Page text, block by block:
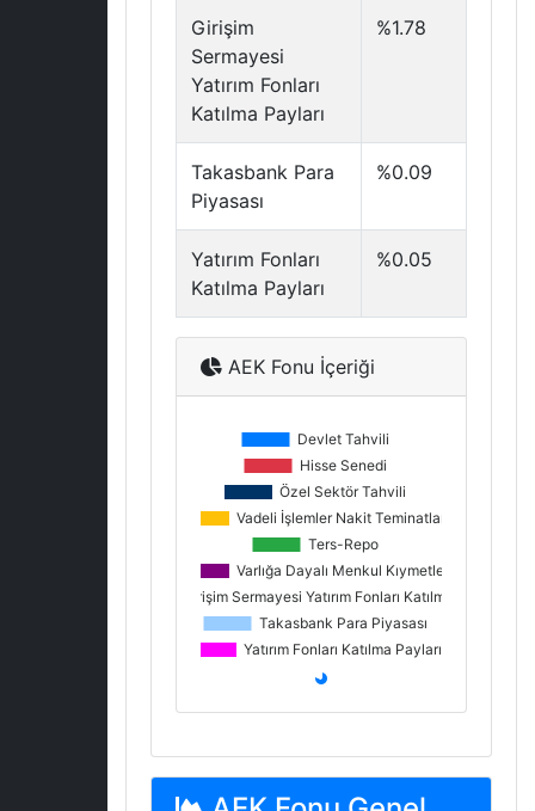
Girişim
Sermayesi
Yatırım Fonları
Katılma Payları
%1.78
Takasbank Para
Piyasası
%0.09
Yatırım Fonları
Katılma Payları
%0.05
AEK Fonu İçeriği